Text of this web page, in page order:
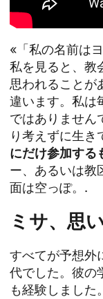
«「私の名前は
私を見ると、教
思われることが
違います。私は
ではありません
り考えずに生き
にだけ参加する
ー、あるいは教
面は空っぽ。.
ミサ、思
すべてが予想外
代でした。彼の
も経験しました